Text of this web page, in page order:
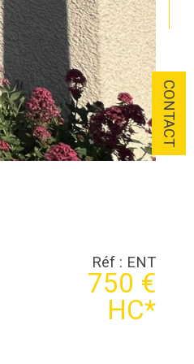
CONTACT
Réf : ENT
750 €
HC*